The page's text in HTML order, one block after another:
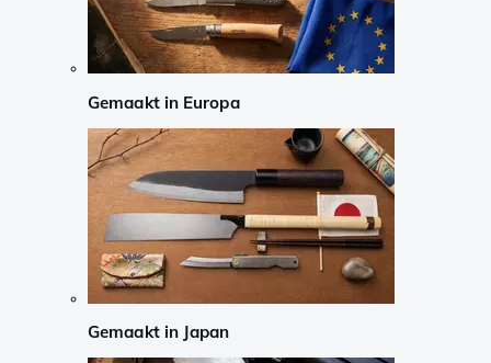
Gemaakt in Europa
Gemaakt in Japan